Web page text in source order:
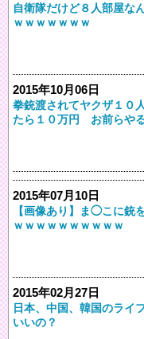
自衛隊だけど８人部屋な
ｗｗｗｗｗｗｗ
2015年10月06日
拳銃渡されてヤクザ１０
たら１０万円 お前らや
2015年07月10日
【画像あり】ま◯こに銃
ｗｗｗｗｗｗｗｗｗｗ
2015年02月27日
日本、中国、韓国のライ
いいの？